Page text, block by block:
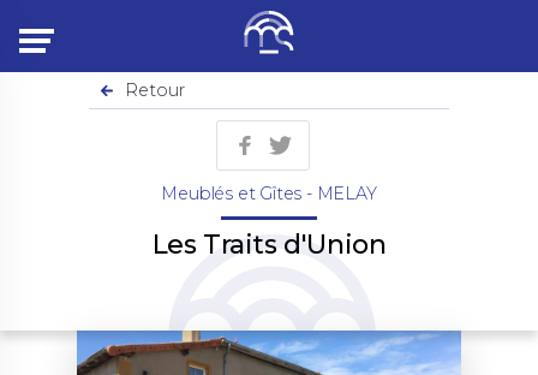
Retour
Meublés et Gîtes - MELAY
Les Traits d'Union